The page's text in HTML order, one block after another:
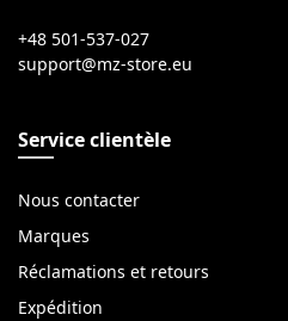
+48 501-537-027
Service clientèle
Nous contacter
Marques
Réclamations et retours
Expédition